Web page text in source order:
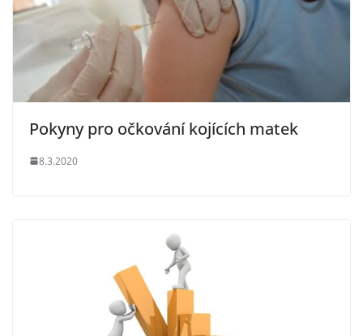
Pokyny pro očkování kojících matek
8.3.2020